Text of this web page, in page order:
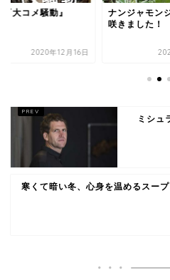
『大コメ騒動』
2020年12月16日
ナンジャモン
咲きました！
ミシュ
寒くて暗い冬、心身を温めるスープ